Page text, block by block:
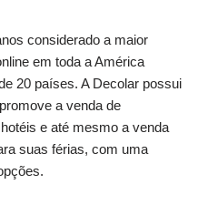
considerado a maior
em toda a América
20 países. A Decolar possui
a venda de
e até mesmo a venda
suas férias, com uma